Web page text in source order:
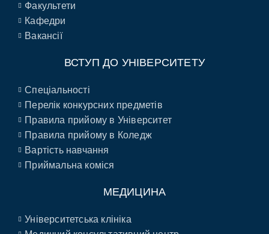
Факультети
Кафедри
Вакансії
ВСТУП ДО УНІВЕРСИТЕТУ
Спеціальності
Перелік конкурсних предметів
Правила прийому в Університет
Правила прийому в Коледж
Вартість навчання
Приймальна коміся
МЕДИЦИНА
Університетська клініка